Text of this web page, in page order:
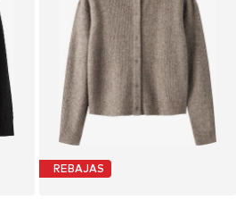
REBAJAS